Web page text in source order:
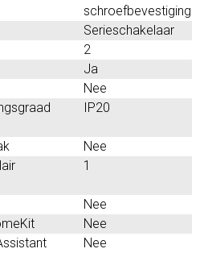
schroefbevestiging
Serieschakelaar
2
Ja
Nee
IP20
Nee
1
Nee
Nee
Nee